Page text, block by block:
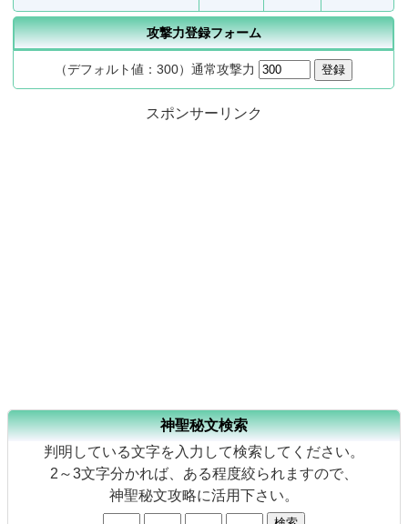
攻撃力登録フォーム
（デフォルト値：300）通常攻撃力
スポンサーリンク
神聖秘文検索
判明している文字を入力して検索してください。
2～3文字分かれば、ある程度絞られますので、
神聖秘文攻略に活用下さい。